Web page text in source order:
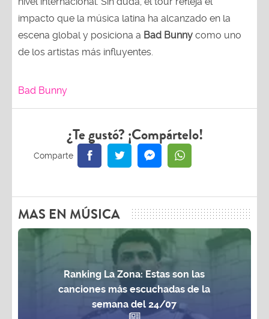
impacto que la música latina ha alcanzado en la
escena global y posiciona a Bad Bunny como uno
de los artistas más influyentes.
Bad Bunny
¿Te gustó? ¡Compártelo!
MAS EN MÚSICA
Ranking La Zona: Estas son las
canciones más escuchadas de la
semana del 24/07